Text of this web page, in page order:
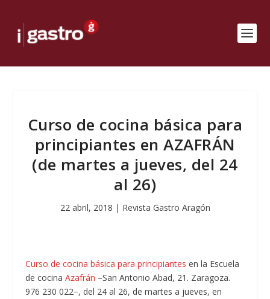
Curso de cocina básica para
principiantes en AZAFRÁN
(de martes a jueves, del 24
al 26)
22 abril, 2018 | Revista Gastro Aragón
Curso de cocina básica para principiantes en la Escuela
de cocinaAzafrán –San Antonio Abad, 21. Zaragoza.
976 230 022−, del 24 al 26, de martes a jueves, en